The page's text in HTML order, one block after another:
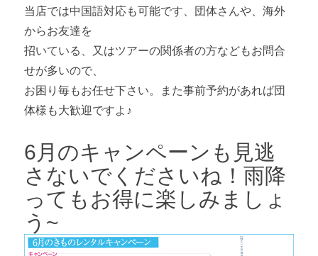
当店では中国語対応も可能です、団体さんや、海外
からお友達を
招いている、又はツアーの関係者の方などもお問合
せが多いので、
お困り毎もお任せ下さい。また事前予約があれば団
体様も大歓迎ですよ♪
6月のキャンペーンも見逃
さないでくださいね！雨降
ってもお得に楽しみましょ
う~